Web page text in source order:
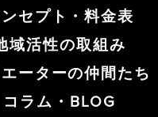
セプト・料金表
域活性の取組み
ーターの仲間たち
コラム・BLOG